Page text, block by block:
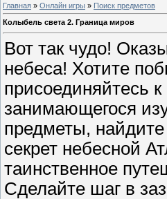
Главная » Онлайн игры » Поиск предметов
Колыбель света 2. Граница миров
Вот так чудо!
небеса! Хотите
присоединяйтесь
занимающегося
предметы, найдите
секрет небесной
таинственное
Сделайте шаг в